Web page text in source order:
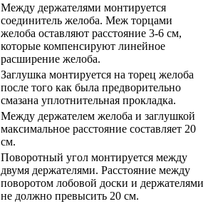
Между держателями монтируется
соединитель желоба. Меж торцами
желоба оставляют расстояние 3-6 см,
которые компенсируют линейное
расширение желоба.
Заглушка монтируется на торец желоба
после того как была предворительно
смазана уплотнительная прокладка.
Между держателем желоба и заглушкой
максимальное расстояние составляет 20
см.
Поворотный угол монтируется между
двумя держателями. Расстояние между
поворотом лобовой доски и держателями
не должно превысить 20 см.